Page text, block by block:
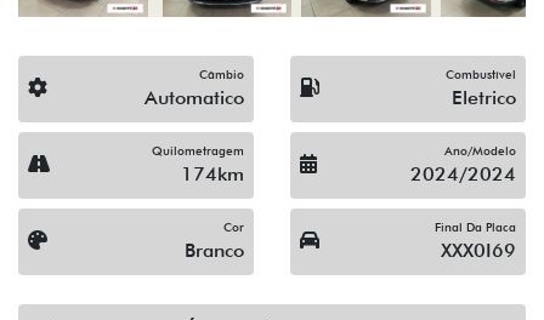
Câmbio
Automatico
Combustível
Eletrico
Quilometragem
174km
Ano/Modelo
2024/2024
Cor
Branco
Final Da Placa
XXX0I69